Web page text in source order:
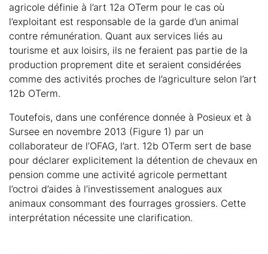
agricole définie à l’art 12a OTerm pour le cas où
l’exploitant est responsable de la garde d’un animal
contre rémunération. Quant aux services liés au
tourisme et aux loisirs, ils ne feraient pas partie de la
production proprement dite et seraient considérées
comme des activités proches de l’agriculture selon l’art
12b OTerm.
Toutefois, dans une conférence donnée à Posieux et à
Sursee en novembre 2013 (Figure 1) par un
collaborateur de l’OFAG, l’art. 12b OTerm sert de base
pour déclarer explicitement la détention de chevaux en
pension comme une activité agricole permettant
l’octroi d’aides à l’investissement analogues aux
animaux consommant des fourrages grossiers. Cette
interprétation nécessite une clarification.